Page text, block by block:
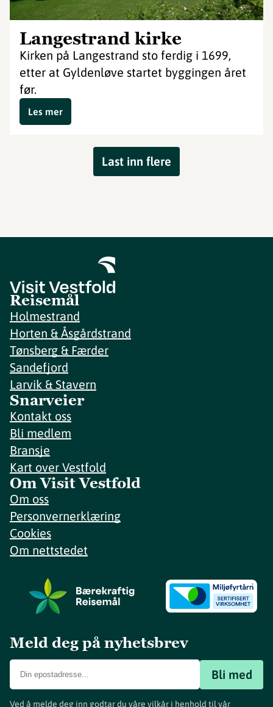
Langestrand kirke
Kirken på Langestrand sto ferdig i 1699,
etter at Gyldenløve startet byggingen året
før.
Les mer
Last inn flere
Reisemål
Holmestrand
Horten & Åsgårdstrand
Tønsberg & Færder
Sandefjord
Larvik & Stavern
Snarveier
Kontakt oss
Bli medlem
Bransje
Kart over Vestfold
Om Visit Vestfold
Om oss
Personvernerklæring
Cookies
Om nettstedet
Meld deg på nyhetsbrev
Bli med
Ved å melde deg inn godtar du våre vilkår i henhold til vår